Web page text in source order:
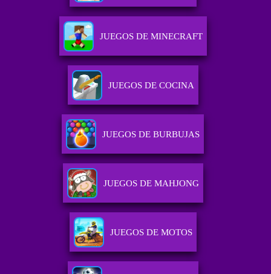
JUEGOS DE MINECRAFT
JUEGOS DE COCINA
JUEGOS DE BURBUJAS
JUEGOS DE MAHJONG
JUEGOS DE MOTOS